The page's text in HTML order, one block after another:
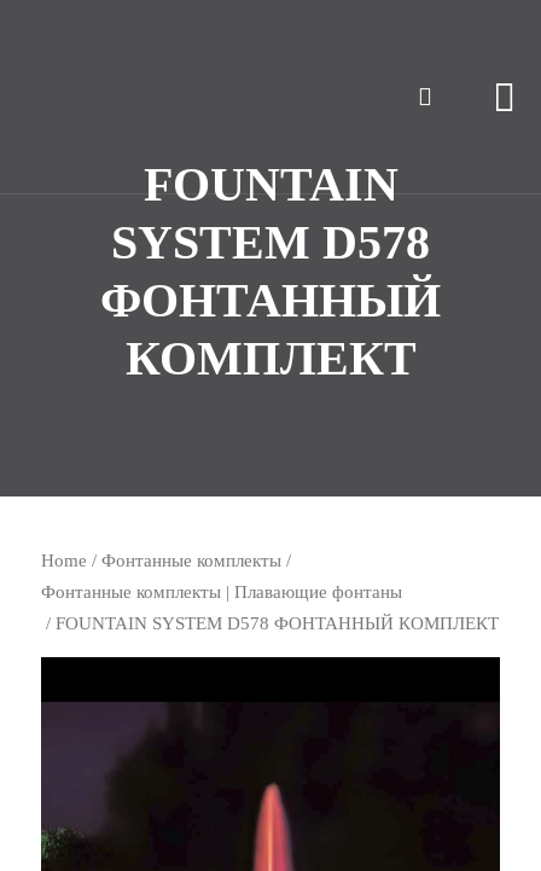
FOUNTAIN
SYSTEM D578
ФОНТАННЫЙ
КОМПЛЕКТ
Home /Фонтанные комплекты /
Фонтанные комплекты | Плавающие фонтаны
/ FOUNTAIN SYSTEM D578 ФОНТАННЫЙ КОМПЛЕКТ